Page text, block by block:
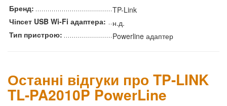
Бренд:
TP-Link
Чіпсет USB Wi-Fi адаптера:
н.д.
Тип пристрою:
Powerline адаптер
Останні відгуки про TP-LINK
TL-PA2010P PowerLine